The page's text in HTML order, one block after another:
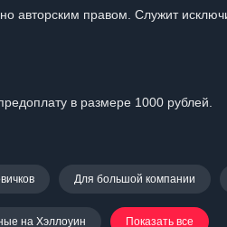
авторским правом. Служит
в размере 1000 рублей.
Для большой компании
на Хэллоуин Показать все